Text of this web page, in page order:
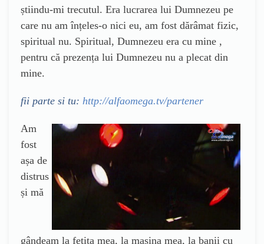
știindu-mi trecutul. Era lucrarea lui Dumnezeu pe
care nu am înțeles-o nici eu, am fost dărâmat fizic,
spiritual nu. Spiritual, Dumnezeu era cu mine ,
pentru că prezența lui Dumnezeu nu a plecat din
mine.
fii parte si tu: http://alfaomega.tv/partener
Am
fost
așa de
distrus
și mă
gândeam la fetița mea, la mașina mea, la banii cu